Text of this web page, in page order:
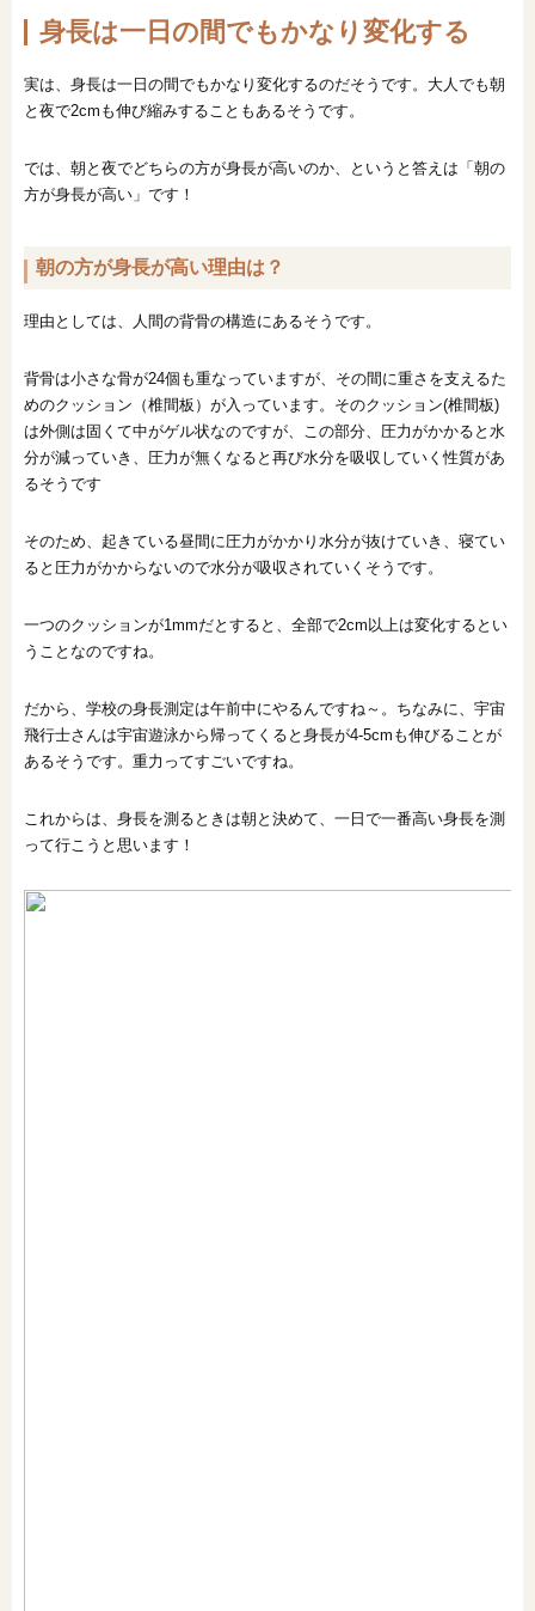
身長は一日の間でもかなり変化する
実は、身長は一日の間でもかなり変化するのだそうです。大人でも朝
と夜で2cmも伸び縮みすることもあるそうです。
では、朝と夜でどちらの方が身長が高いのか、というと答えは「朝の
方が身長が高い」です！
朝の方が身長が高い理由は？
理由としては、人間の背骨の構造にあるそうです。
背骨は小さな骨が24個も重なっていますが、その間に重さを支えるた
めのクッション（椎間板）が入っています。そのクッション(椎間板)
は外側は固くて中がゲル状なのですが、この部分、圧力がかかると水
分が減っていき、圧力が無くなると再び水分を吸収していく性質があ
るそうです
そのため、起きている昼間に圧力がかかり水分が抜けていき、寝てい
ると圧力がかからないので水分が吸収されていくそうです。
一つのクッションが1mmだとすると、全部で2cm以上は変化するとい
うことなのですね。
だから、学校の身長測定は午前中にやるんですね～。ちなみに、宇宙
飛行士さんは宇宙遊泳から帰ってくると身長が4-5cmも伸びることが
あるそうです。重力ってすごいですね。
これからは、身長を測るときは朝と決めて、一日で一番高い身長を測
って行こうと思います！